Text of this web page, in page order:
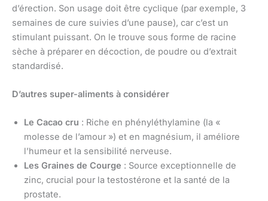
d’érection. Son usage doit être cyclique (par exemple, 3
semaines de cure suivies d’une pause), car c’est un
stimulant puissant. On le trouve sous forme de racine
sèche à préparer en décoction, de poudre ou d’extrait
standardisé.
D’autres super-aliments à considérer
Le Cacao cru : Riche en phényléthylamine (la «
molesse de l’amour ») et en magnésium, il améliore
l’humeur et la sensibilité nerveuse.
Les Graines de Courge : Source exceptionnelle de
zinc, crucial pour la testostérone et la santé de la
prostate.